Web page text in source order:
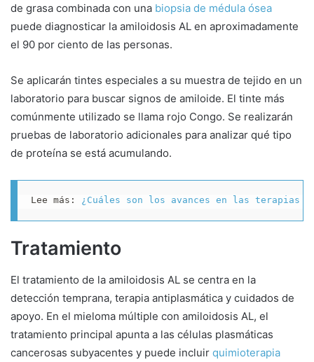
de grasa combinada con una biopsia de médula ósea
puede diagnosticar la amiloidosis AL en aproximadamente
el 90 por ciento de las personas.
Se aplicarán tintes especiales a su muestra de tejido en un
laboratorio para buscar signos de amiloide. El tinte más
comúnmente utilizado se llama rojo Congo. Se realizarán
pruebas de laboratorio adicionales para analizar qué tipo
de proteína se está acumulando.
Lee más: ¿Cuáles son los avances en las terapias
Tratamiento
El tratamiento de la amiloidosis AL se centra en la
detección temprana, terapia antiplasmática y cuidados de
apoyo. En el mieloma múltiple con amiloidosis AL, el
tratamiento principal apunta a las células plasmáticas
cancerosas subyacentes y puede incluir quimioterapia